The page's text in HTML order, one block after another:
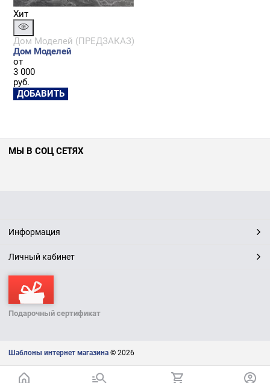
Хит
Дом Моделей (ПРЕДЗАКАЗ)
Дом Моделей
от
3 000
руб.
ДОБАВИТЬ
МЫ В СОЦ СЕТЯХ
Информация
Личный кабинет
Подарочный сертификат
Шаблоны интернет магазина © 2026